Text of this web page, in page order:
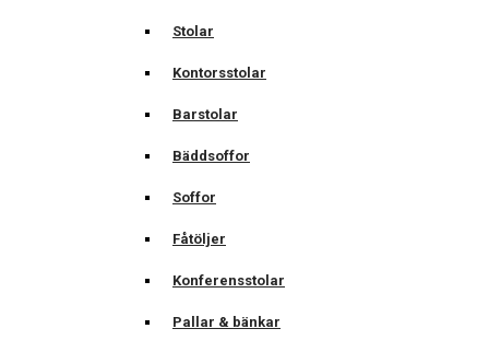
Stolar
Kontorsstolar
Barstolar
Bäddsoffor
Soffor
Fåtöljer
Konferensstolar
Pallar & bänkar